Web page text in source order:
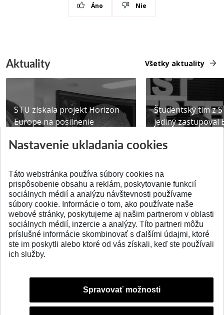
Áno Nie
Aktuality Všetky aktuality
STU získala projekt Horizon
Europe na posilnenie
Publikované 31.07.2026
Študentský tím z
jediný zastupoval
Publikované
SPÄŤ NA VRCH
Nastavenie ukladania cookies
Táto webstránka používa súbory cookies na
prispôsobenie obsahu a reklám, poskytovanie funkcií
sociálnych médií a analýzu návštevnosti používame
súbory cookie. Informácie o tom, ako používate naše
webové stránky, poskytujeme aj našim partnerom v oblasti
sociálnych médií, inzercie a analýzy. Títo partneri môžu
príslušné informácie skombinovať s ďalšími údajmi, ktoré
ste im poskytli alebo ktoré od vás získali, keď ste používali
ich služby.
Spravovať možnosti